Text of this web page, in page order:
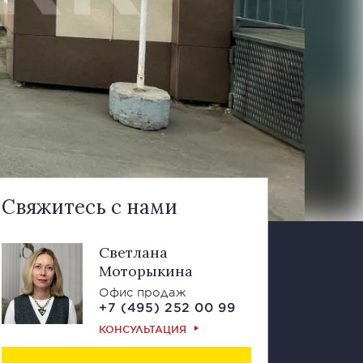
Свяжитесь с нами
Светлана
Моторыкина
Офис продаж
+7 (495) 252 00 99
КОНСУЛЬТАЦИЯ